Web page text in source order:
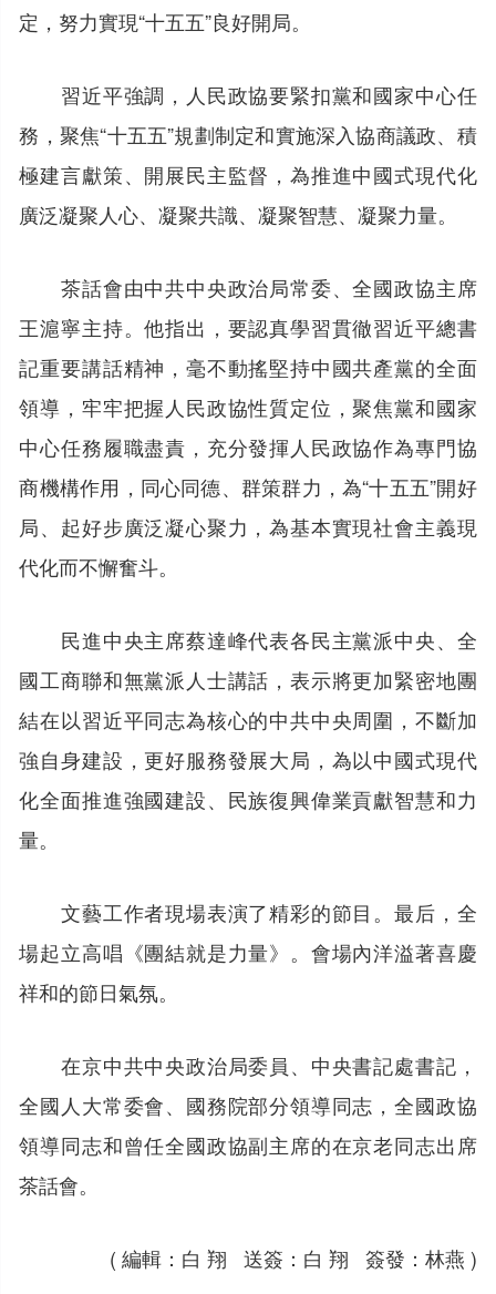
定，努力實現“十五五”良好開局。
習近平強調，人民政協要緊扣黨和國家中心任
務，聚焦“十五五”規劃制定和實施深入協商議政、積
極建言獻策、開展民主監督，為推進中國式現代化
廣泛凝聚人心、凝聚共識、凝聚智慧、凝聚力量。
茶話會由中共中央政治局常委、全國政協主席
王滬寧主持。他指出，要認真學習貫徹習近平總書
記重要講話精神，毫不動搖堅持中國共產黨的全面
領導，牢牢把握人民政協性質定位，聚焦黨和國家
中心任務履職盡責，充分發揮人民政協作為專門協
商機構作用，同心同德、群策群力，為“十五五”開好
局、起好步廣泛凝心聚力，為基本實現社會主義現
代化而不懈奮斗。
民進中央主席蔡達峰代表各民主黨派中央、全
國工商聯和無黨派人士講話，表示將更加緊密地團
結在以習近平同志為核心的中共中央周圍，不斷加
強自身建設，更好服務發展大局，為以中國式現代
化全面推進強國建設、民族復興偉業貢獻智慧和力
量。
文藝工作者現場表演了精彩的節目。最后，全
場起立高唱《團結就是力量》。會場內洋溢著喜慶
祥和的節日氣氛。
在京中共中央政治局委員、中央書記處書記，
全國人大常委會、國務院部分領導同志，全國政協
領導同志和曾任全國政協副主席的在京老同志出席
茶話會。
( 編輯：白 翔 送簽：白 翔 簽發：林燕 )